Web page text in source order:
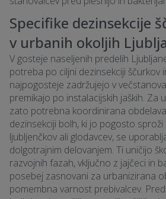
Specifike dezinsekcije
v urbanih okoljih
V gosteje naseljenih predelih
potreba po ciljni dezinsekciji ščurkov
najpogosteje zadržujejo v
premikajo po instalacijskih jaških. Za
zato potrebna koordinirana
dezinsekciji bolh, ki jo pogosto
ljubljenčkov ali glodavcev, se
dolgotrajnim delovanjem. Ti uničijo
razvojnih fazah, vključno z jajčeci in
posebej zasnovani za urbanizirana
pomembna varnost prebivalcev.